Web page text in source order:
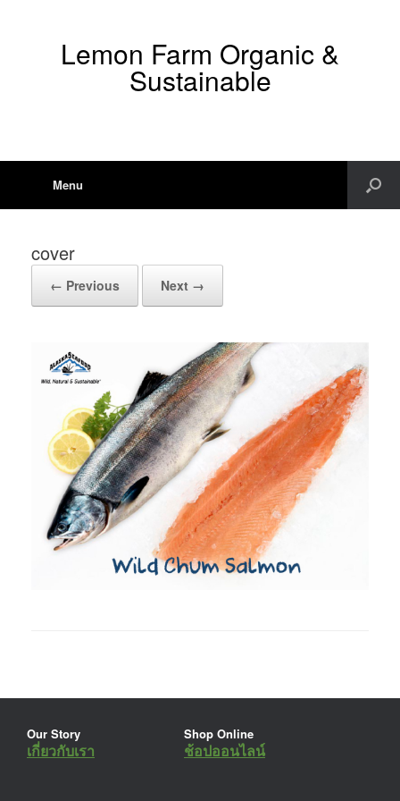
Lemon Farm Organic &
Sustainable
Menu
cover
← Previous Next →
Our Story
เกี่ยวกับเรา
Shop Online
ช้อปออนไลน์